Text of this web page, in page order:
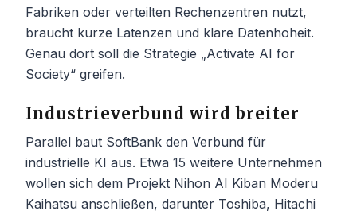
Fabriken oder verteilten Rechenzentren nutzt,
braucht kurze Latenzen und klare Datenhoheit.
Genau dort soll die Strategie „Activate AI for
Society“ greifen.
Industrieverbund wird breiter
Parallel baut SoftBank den Verbund für
industrielle KI aus. Etwa 15 weitere Unternehmen
wollen sich dem Projekt Nihon AI Kiban Moderu
Kaihatsu anschließen, darunter Toshiba, Hitachi